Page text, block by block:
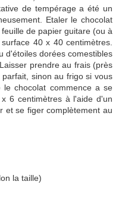
de tempérage a été un
Etaler le chocolat
de papier guitare (ou à
40 x 40 centimètres.
d'étoiles dorées comestibles
prendre au frais (près
sinon au frigo si vous
chocolat commence a se
6 centimètres à l'aide d'un
et se figer complètement au
la taille)